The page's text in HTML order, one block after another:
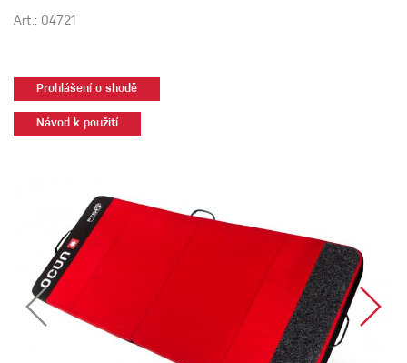
Art.: 04721
Prohlášení o shodě
Návod k použití